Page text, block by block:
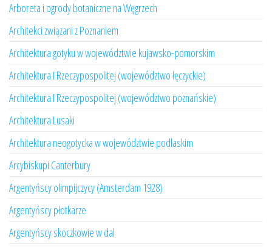
Arboreta i ogrody botaniczne na Węgrzech
Architekci związani z Poznaniem
Architektura gotyku w województwie kujawsko-pomorskim
Architektura I Rzeczypospolitej (województwo łęczyckie)
Architektura I Rzeczypospolitej (województwo poznańskie)
Architektura Lusaki
Architektura neogotycka w województwie podlaskim
Arcybiskupi Canterbury
Argentyńscy olimpijczycy (Amsterdam 1928)
Argentyńscy płotkarze
Argentyńscy skoczkowie w dal